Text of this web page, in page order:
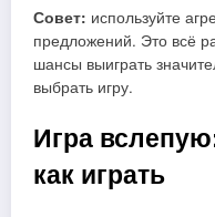
Совет: используйте
предложений. Это всё
шансы выиграть
выбрать игру.
Игра
как играть